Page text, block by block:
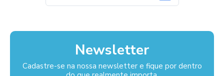
Newsletter
Cadastre-se na nossa newsletter e fique por dentro